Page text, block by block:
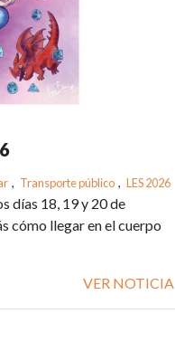
, Transporte público , LES 2026
días 18, 19 y 20 de
cómo llegar en el cuerpo
VER NOTICIA